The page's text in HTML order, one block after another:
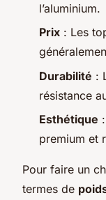
l’aluminium.
Prix : Les
Durabilité :
résistance
Esthétique
premium et
Pour faire un
termes de